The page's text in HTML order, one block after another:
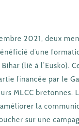
2021, deux
d’une
(lié à l’Eusko).
financée par le
MLCC bretonnes.
la
sur une